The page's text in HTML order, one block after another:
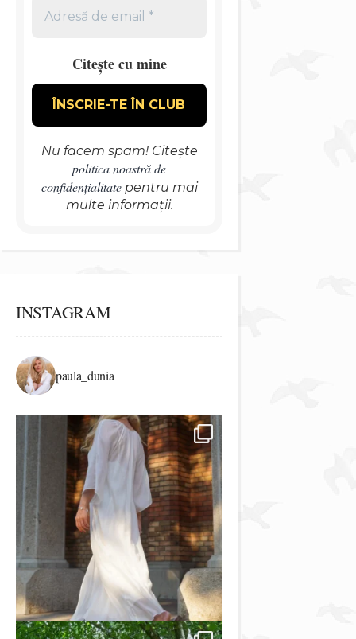
Citește cu mine
Nu facem spam! Citește
politica noastră de
confidențialitatepentru mai
multe informații.
INSTAGRAM
paula_dunia